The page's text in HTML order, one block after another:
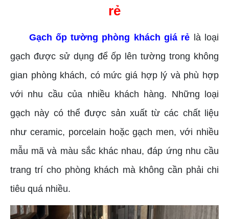
rẻ
Gạch ốp tường phòng khách giá rẻ là loại
gạch được sử dụng để ốp lên tường trong không
gian phòng khách, có mức giá hợp lý và phù hợp
với nhu cầu của nhiều khách hàng. Những loại
gạch này có thể được sản xuất từ các chất liệu
như ceramic, porcelain hoặc gạch men, với nhiều
mẫu mã và màu sắc khác nhau, đáp ứng nhu cầu
trang trí cho phòng khách mà không cần phải chi
tiêu quá nhiều.